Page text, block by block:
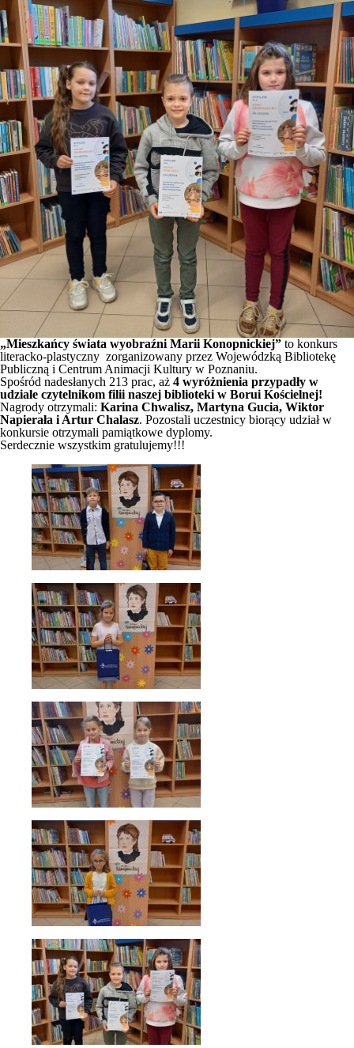
„Mieszkańcy świata wyobraźni Marii Konopnickiej” to konkurs
literacko-plastyczny zorganizowany przez Wojewódzką Bibliotekę
Publiczną i Centrum Animacji Kultury w Poznaniu.
Spośród nadesłanych 213 prac, aż 4 wyróżnienia przypadły w
udziale czytelnikom filii naszej biblioteki w Borui Kościelnej!
Nagrody otrzymali: Karina Chwalisz, Martyna Gucia, Wiktor
Napierała i Artur Chalasz. Pozostali uczestnicy biorący udział w
konkursie otrzymali pamiątkowe dyplomy.
Serdecznie wszystkim gratulujemy!!!